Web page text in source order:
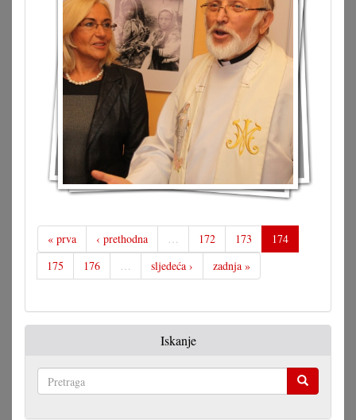
« prva ‹ prethodna … 172 173
174
175
176 … sljedeća › zadnja »
Iskanje